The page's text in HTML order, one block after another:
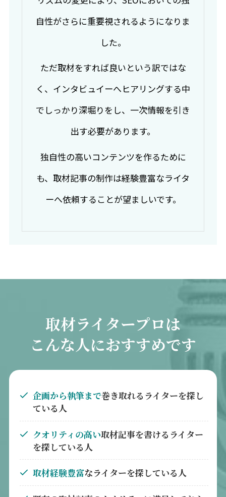
自性がさらに重要視されるようになりま
した。
ただ取材をすれば良いという訳ではな
く、インタビュイーへヒアリングする中
でしっかり深堀りをし、一次情報を引き
出す必要があります。
独自性の高いコンテンツを作るために
も、取材記事の制作は経験豊富なライタ
ーへ依頼することが望ましいです。
取材ライタープロは
こんな人におすすめです
企画から執筆まで巻き取れるライターを探し
ている人
クオリティの高い取材記事を書けるライター
を探している人
取材経験豊富なライターを探している人